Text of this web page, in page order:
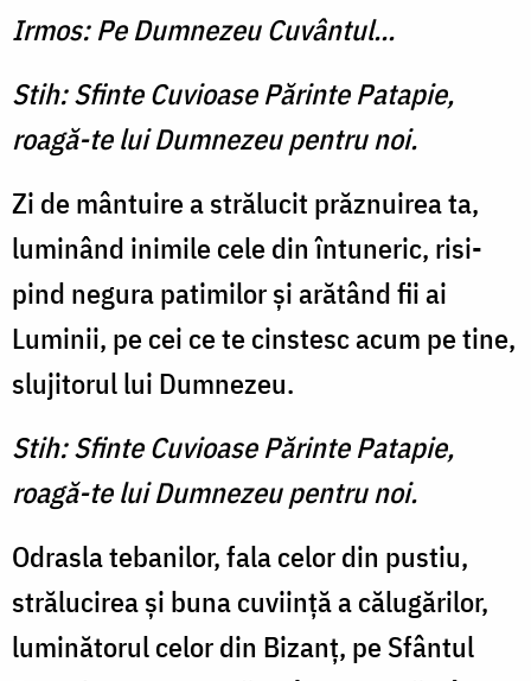
Irmos: Pe Dumnezeu Cuvântul...
Stih: Sfinte Cuvioase Părinte Patapie,
roagă-te lui Dumnezeu pentru noi.
Zi de mântuire a strălucit prăznuirea ta,
luminând inimile cele din întuneric, risi­
pind negura patimilor şi ară­tând fii ai
Luminii, pe cei ce te cinstesc acum pe tine,
slujitorul lui Dumnezeu.
Stih: Sfinte Cuvioase Părinte Patapie,
roagă-te lui Dumnezeu pentru noi.
Odrasla tebanilor, fala celor din pustiu,
strălucirea şi buna cuviinţă a călugărilor,
lumină­torul celor din Bizanţ, pe Sfântul